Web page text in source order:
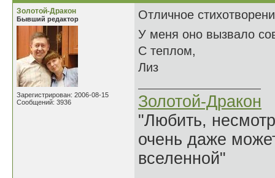
Золотой-Дракон
Бывший редактор
Зарегистрирован: 2006-08-15
Сообщений: 3936
Отличное
У меня оно вызвало
С теплом,
Лиз
Золотой-Дракон
"Любить,
очень даже
вселенной"